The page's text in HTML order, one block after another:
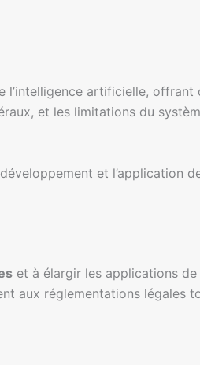
l’intelligence artificielle,
et les limitations du
et l’application
et à élargir les applications de
aux réglementations légales